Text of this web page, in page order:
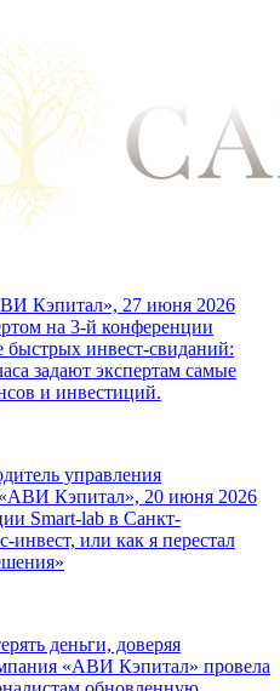
Кэпитал», 27 июня 2026
на 3-й конференции
инвест-свиданий:
задают экспертам самые
и инвестиций.
управления
«АВИ Кэпитал», 20 июня 2026
Smart-lab в Санкт-
инвест, или как я перестал
деньги, доверяя
«АВИ Кэпитал» провела